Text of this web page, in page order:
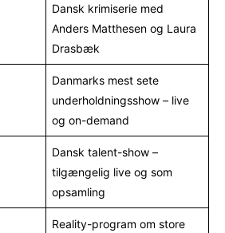
Dansk krimiserie med
Anders Matthesen og Laura
Drasbæk
Danmarks mest sete
underholdningsshow – live
og on-demand
Dansk talent-show –
tilgængelig live og som
opsamling
Reality-program om store